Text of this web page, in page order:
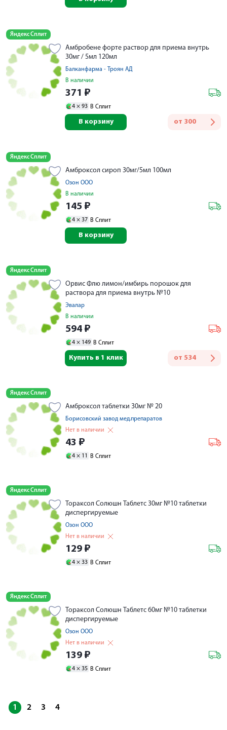
Яндекс Сплит
Амбробене форте раствор для приема внутрь
30мг / 5мл 120мл
Балканфарма - Троян АД
В наличии
371 ₽
4 × 93 В Сплит
от 300
В корзину
Яндекс Сплит
Амброксол сироп 30мг/5мл 100мл
Озон ООО
В наличии
145 ₽
4 × 37 В Сплит
В корзину
Яндекс Сплит
Орвис Флю лимон/имбирь порошок для
раствора для приема внутрь №10
Эвалар
В наличии
594 ₽
4 × 149 В Сплит
от 534
Купить в 1 клик
Яндекс Сплит
Амброксол таблетки 30мг № 20
Борисовский завод мед.препаратов
Нет в наличии
43 ₽
4 × 11 В Сплит
Яндекс Сплит
Тораксол Солюшн Таблетс 30мг №10 таблетки
диспергируемые
Озон ООО
Нет в наличии
129 ₽
4 × 33 В Сплит
Яндекс Сплит
Тораксол Солюшн Таблетс 60мг №10 таблетки
диспергируемые
Озон ООО
Нет в наличии
139 ₽
4 × 35 В Сплит
1 2 3 4